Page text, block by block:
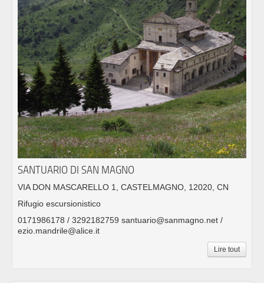
SANTUARIO DI SAN MAGNO
VIA DON MASCARELLO 1, CASTELMAGNO, 12020, CN
Rifugio escursionistico
0171986178 / 3292182759 santuario@sanmagno.net /
ezio.mandrile@alice.it
Lire tout